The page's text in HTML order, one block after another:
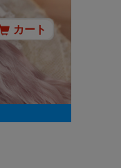
カート